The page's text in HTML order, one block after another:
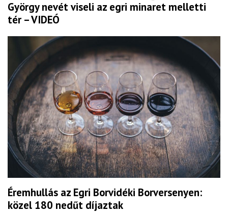
György nevét viseli az egri minaret melletti
tér – VIDEÓ
Éremhullás az Egri Borvidéki Borversenyen:
közel 180 nedűt díjaztak